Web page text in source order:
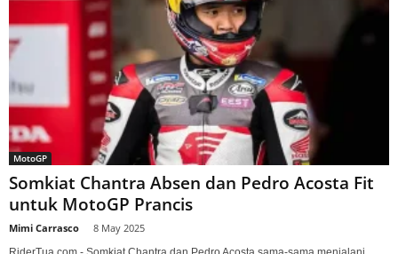
MotoGP
Somkiat Chantra Absen dan Pedro Acosta Fit
untuk MotoGP Prancis
Mimi Carrasco 8 May 2025